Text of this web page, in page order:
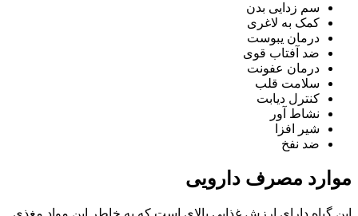
سم زدایی بدن
کمک به لاغری
درمان یبوست
ضد آفتاب قوی
درمان عفونت
سلامت قلب
کنترل دیابت
نشاط آور
شیر افزا
ضد نفخ
موارد مصرف دارویی
این گیاه دارای ارزش غذایی بالای است که به خاطر این مواد مغذی